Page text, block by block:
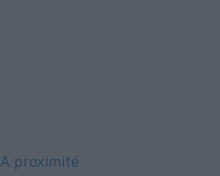
A proximité